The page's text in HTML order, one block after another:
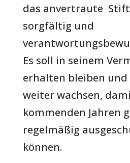
das anvertraute
sorgfältig und
Es soll in seinem
erhalten bleiben
weiter wachsen,
kommenden Jahren
regelmäßig
können.